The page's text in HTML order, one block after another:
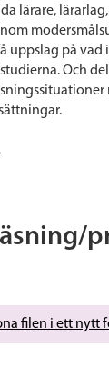
lärare,
uppslag på vad
Och
filen i ett nytt